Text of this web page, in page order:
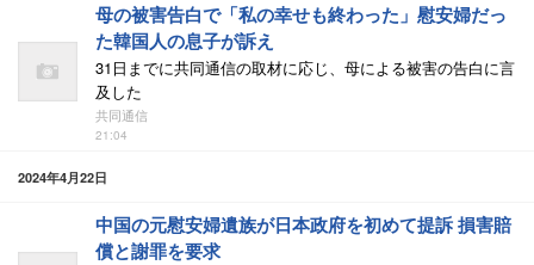
母の被害告白で「私の幸せも終わった」慰安婦だっ
た韓国人の息子が訴え
31日までに共同通信の取材に応じ、母による被害の告白に言
及した
共同通信
21:04
2024年4月22日
中国の元慰安婦遺族が日本政府を初めて提訴 損害賠
償と謝罪を要求